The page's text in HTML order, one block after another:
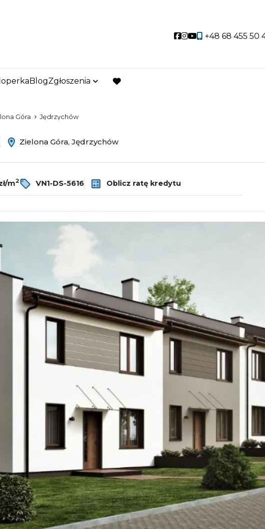
Social link
Social link
Social link
+48 68 455 50
BlogZgłoszenia
favorite
Góra Jędrzychów
Zielona Góra, Jędrzychów
m2 VN1-DS-5616 Oblicz ratę kredytu